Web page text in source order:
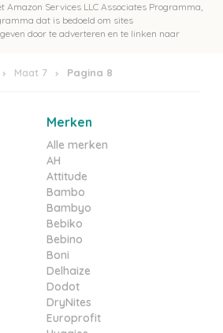
Amazon Services LLC Associates Programma,
dat is bedoeld om sites
door te adverteren en te linken naar
Maat 7 Pagina 8
Merken
Alle merken
AH
Attitude
Bambo
Bambyo
Bebiko
Bebino
Boni
Delhaize
Dodot
DryNites
Europrofit